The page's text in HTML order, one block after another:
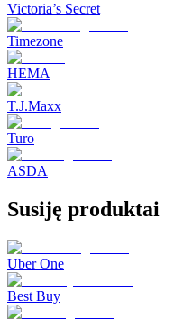
Victoria’s Secret
Timezone
HEMA
T.J.Maxx
Turo
ASDA
Susiję produktai
Uber One
Best Buy